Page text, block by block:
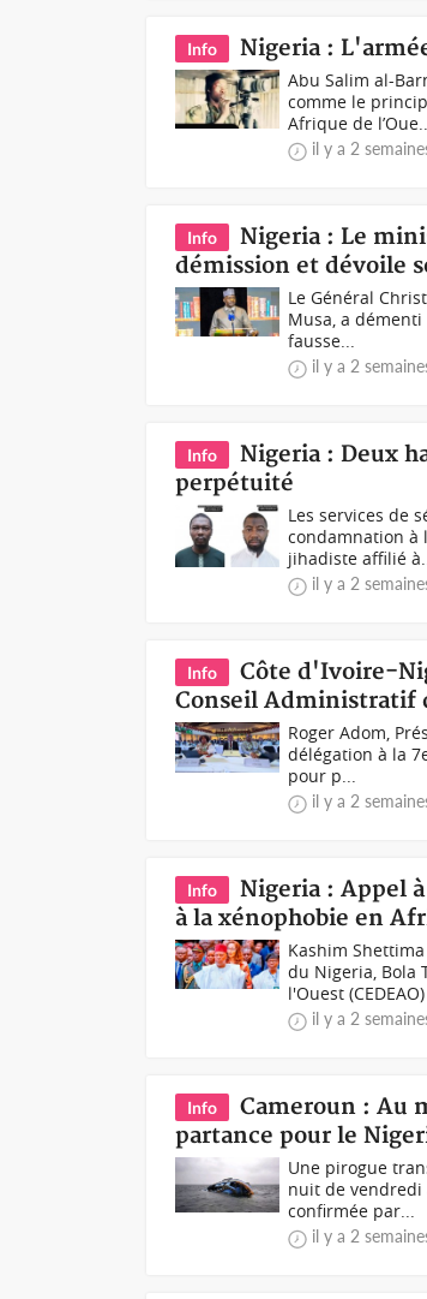
Info Nigeria :
Abu Salim al-
comme le
Afrique de
il y a 2
Info
Nigeria : Le
démission et dévoile
Le Général
Musa, a
fausse...
il y a 2
Info
Nigeria : Deux
perpétuité
Les services de
condamnation à
jihadiste affilié
il y a 2
Info
Côte d'Ivoire-
Conseil Administratif
Roger Adom,
délégation à la
pour p...
il y a 2
Info
Nigeria : Appel
à la xénophobie en
Kashim
du Nigeria, Bola
l'Ouest
il y a 2
Info
Cameroun : Au
partance pour le
Une pirogue
nuit de vendredi
confirmée par...
il y a 2